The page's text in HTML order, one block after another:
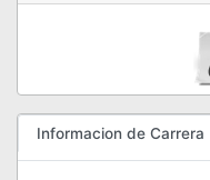
Informacion de Carrera